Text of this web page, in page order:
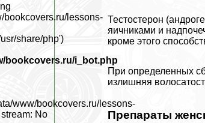
Тестостерон
яичниками и
кроме этого
При определенных
излишняя
Препараты
lessons-
share/php')
bookcovers.ru/i_bot.php
www/bookcovers.ru/lessons-
No